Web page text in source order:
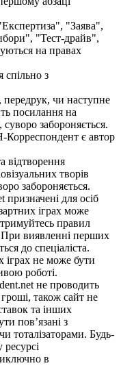
"Заява",
"Тест-драйв",
на правах
спільно з
передрук, чи наступне
посилання на
забороняється.
Корреспондент є автор
відтворення
творів
забороняється.
призначені для осіб
іграх може
правил
При виявленні перших
до спеціаліста.
іграх не може бути
роботі.
не проводить
гроші, також сайт не
та інших
пов’язані з
тоталізаторами. Будь-
в